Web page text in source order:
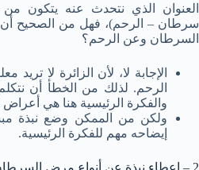
العنوان الذي نتحدث عنه يتكون
سرطان – الرحم)، فهل من الصحيح
السرطان وعن الرحم؟
الإجابة لا، لأن الزائرة لا
الرحم. لذلك من الخطأ أن
والفكرة الرئيسية هنا هي
ولكن من الممكن وضع نبذة
إيضاحه مهم للفكرة الرئيسية.
2 – إعطاء نبذة عن أنواع مرض السرطان (حشو)